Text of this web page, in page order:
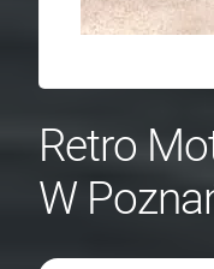
Retro
W